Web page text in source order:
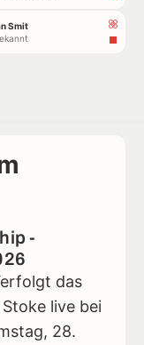
Smit
-
das
live bei
28.